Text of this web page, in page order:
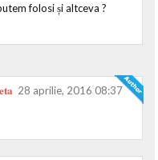
folosi și altceva ?
28 aprilie, 2016 08:37